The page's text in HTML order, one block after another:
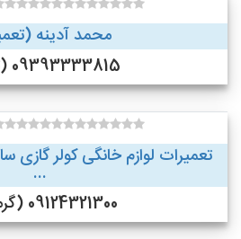
محمد آدینه
09393333815 (تهران)
تعمیرات لوازم خانگی کولر گازی
...
09124321300 (گرمسار )